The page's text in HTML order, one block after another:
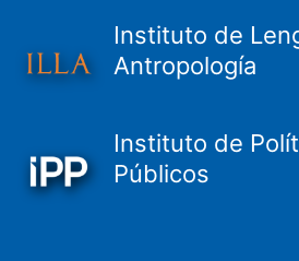
Instituto de
Antropología
Instituto de
Públicos